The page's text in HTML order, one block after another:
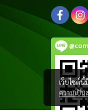
เว็บไซต์
ความเป็น